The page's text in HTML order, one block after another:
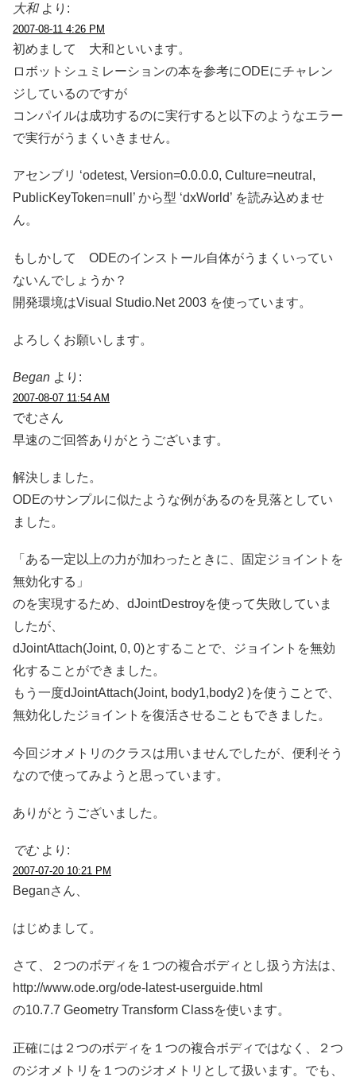
大和 より:
2007-08-11 4:26 PM
初めまして 大和といいます。
ロボットシュミレーションの本を参考にODEにチャレン
ジしているのですが
コンパイルは成功するのに実行すると以下のようなエラー
で実行がうまくいきません。
アセンブリ ‘odetest, Version=0.0.0.0, Culture=neutral,
PublicKeyToken=null’ から型 ‘dxWorld’ を読み込めませ
ん。
もしかして ODEのインストール自体がうまくいってい
ないんでしょうか？
開発環境はVisual Studio.Net 2003 を使っています。
よろしくお願いします。
Began より:
2007-08-07 11:54 AM
でむさん
早速のご回答ありがとうございます。
解決しました。
ODEのサンプルに似たような例があるのを見落としてい
ました。
「ある一定以上の力が加わったときに、固定ジョイントを
無効化する」
のを実現するため、dJointDestroyを使って失敗していま
したが、
dJointAttach(Joint, 0, 0)とすることで、ジョイントを無効
化することができました。
もう一度dJointAttach(Joint, body1,body2 )を使うことで、
無効化したジョイントを復活させることもできました。
今回ジオメトリのクラスは用いませんでしたが、便利そう
なので使ってみようと思っています。
ありがとうございました。
でむ より:
2007-07-20 10:21 PM
Beganさん、
はじめまして。
さて、２つのボディを１つの複合ボディとし扱う方法は、
http://www.ode.org/ode-latest-userguide.html
の10.7.7 Geometry Transform Classを使います。
正確には２つのボディを１つの複合ボディではなく、２つ
のジオメトリを１つのジオメトリとして扱います。でも、